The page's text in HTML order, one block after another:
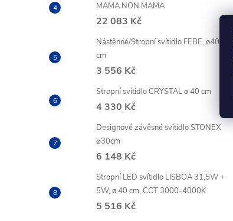
MAMA NON MAMA
22 083 Kč
Nástěnné/Stropní svítidlo FEBE, ø40
cm
3 556 Kč
Stropní svítidlo CRYSTAL ø 40 cm
4 330 Kč
Designové závěsné svítidlo STONEX
⌀30cm
6 148 Kč
Stropní LED svítidlo LISBOA 31,5W +
5W, ø 40 cm, CCT 3000-4000K
5 516 Kč